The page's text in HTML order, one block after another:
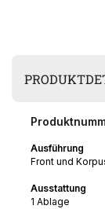
Ausführung
Front und
Ausstattung
1 Ablage